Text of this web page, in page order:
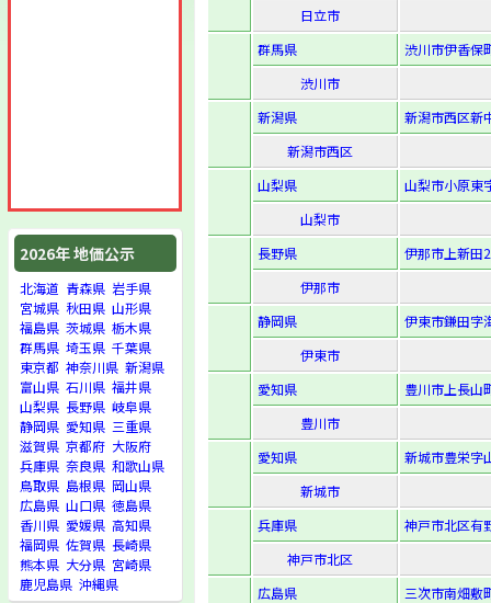
2026年 地価公示
北海道 青森県 岩手県
宮城県 秋田県 山形県
福島県 茨城県 栃木県
群馬県 埼玉県 千葉県
東京都 神奈川県 新潟県
富山県 石川県 福井県
山梨県 長野県 岐阜県
静岡県 愛知県 三重県
滋賀県 京都府 大阪府
兵庫県 奈良県 和歌山県
鳥取県 島根県 岡山県
広島県 山口県 徳島県
香川県 愛媛県 高知県
福岡県 佐賀県 長崎県
熊本県 大分県 宮崎県
鹿児島県 沖縄県
日立市
群馬県
渋川市伊香保
渋川市
新潟県
新潟市西区新
新潟市西区
山梨県
山梨市小原東
山梨市
長野県
伊那市上新田
伊那市
静岡県
伊東市鎌田字
伊東市
愛知県
豊川市上長山
豊川市
愛知県
新城市豊栄字
新城市
兵庫県
神戸市北区有
神戸市北区
広島県
三次市南畑敷